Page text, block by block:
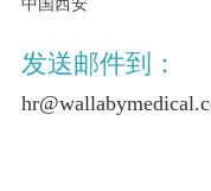
发送邮件到：